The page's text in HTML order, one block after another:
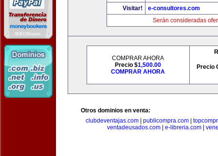
Visitar!
e-consultores.com
Serán consideradas
COMPRAR AHORA
Precio $1,500.00
COMPRAR AHORA
Precio
Otros dominios en venta:
clubdeventajas.com
publicompra.com
ventadeusados.com| e-libreria.com|